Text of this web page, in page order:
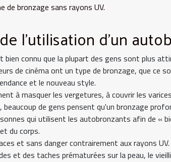
de bronzage sans rayons UV.
l'utilisation d'un
bien connu que la plupart des gens sont plus
de cinéma ont un type de bronzage, que ce
et le nouveau style.
à masquer les vergetures, à couvrir les
beaucoup de gens pensent qu'un bronzage
qui utilisent les autobronzants afin de «
du corps.
et sans danger contrairement aux rayons
et des taches prématurées sur la peau, le